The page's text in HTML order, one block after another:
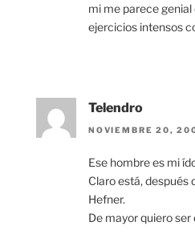
mi me parece
ejercicios intensos
Telendro
NOVIEMBRE 20,
Ese hombre es mi
Claro está, después
Hefner.
De mayor quiero ser